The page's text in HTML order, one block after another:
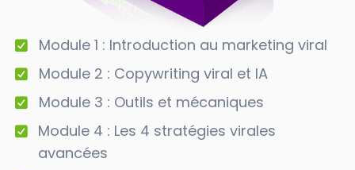
Module 1 : Introduction au marketing viral
Module 2 : Copywriting viral et IA
Module 3 : Outils et mécaniques
Module 4 : Les 4 stratégies virales
avancées